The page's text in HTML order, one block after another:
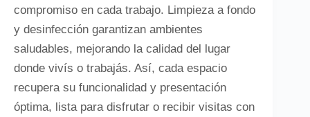
compromiso en cada trabajo. Limpieza a fondo
y desinfección garantizan ambientes
saludables, mejorando la calidad del lugar
donde vivís o trabajás. Así, cada espacio
recupera su funcionalidad y presentación
óptima, lista para disfrutar o recibir visitas con